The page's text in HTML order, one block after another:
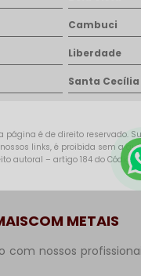
Cambuci
Liberdade
Santa Cecília
página é de direito reservado.
links, é proibida sem a
autoral – artigo 184 do Código
METAIS
com nossos